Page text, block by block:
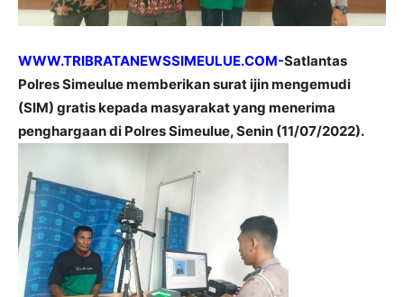
WWW.TRIBRATANEWSSIMEULUE.COM-Satlantas
Polres Simeulue memberikan surat ijin mengemudi
(SIM) gratis kepada masyarakat yang menerima
penghargaan di Polres Simeulue, Senin (11/07/2022).